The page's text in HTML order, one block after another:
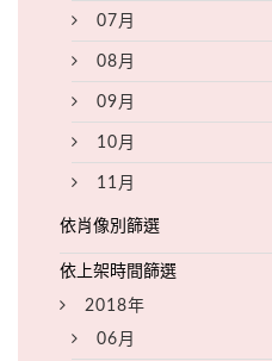
07月
08月
09月
10月
11月
2018年
06月